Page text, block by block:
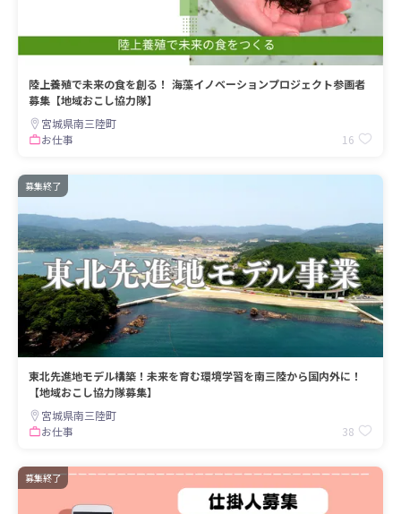
陸上養殖で未来の食を創る！ 海藻イノベーションプロジェクト参画者
募集【地域おこし協力隊】
宮城県南三陸町
お仕事
16
募集終了
東北先進地モデル構築！未来を育む環境学習を南三陸から国内外に！
【地域おこし協力隊募集】
宮城県南三陸町
お仕事
38
募集終了